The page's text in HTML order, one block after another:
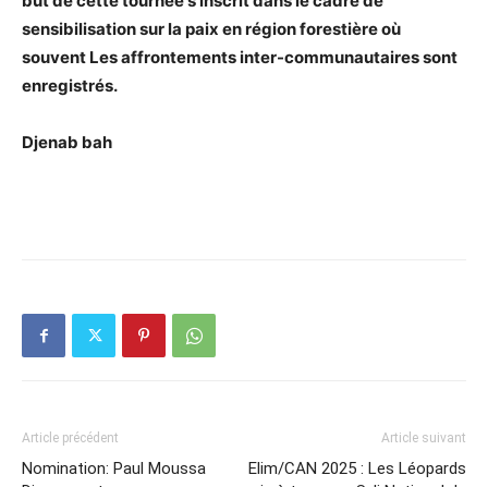
sensibilisation sur la paix en région forestière où
souvent Les affrontements inter-communautaires sont
enregistrés.
Djenab bah
Article précédent
Nomination: Paul Moussa
Article suivant
Elim/CAN 2025 : Les Léopards